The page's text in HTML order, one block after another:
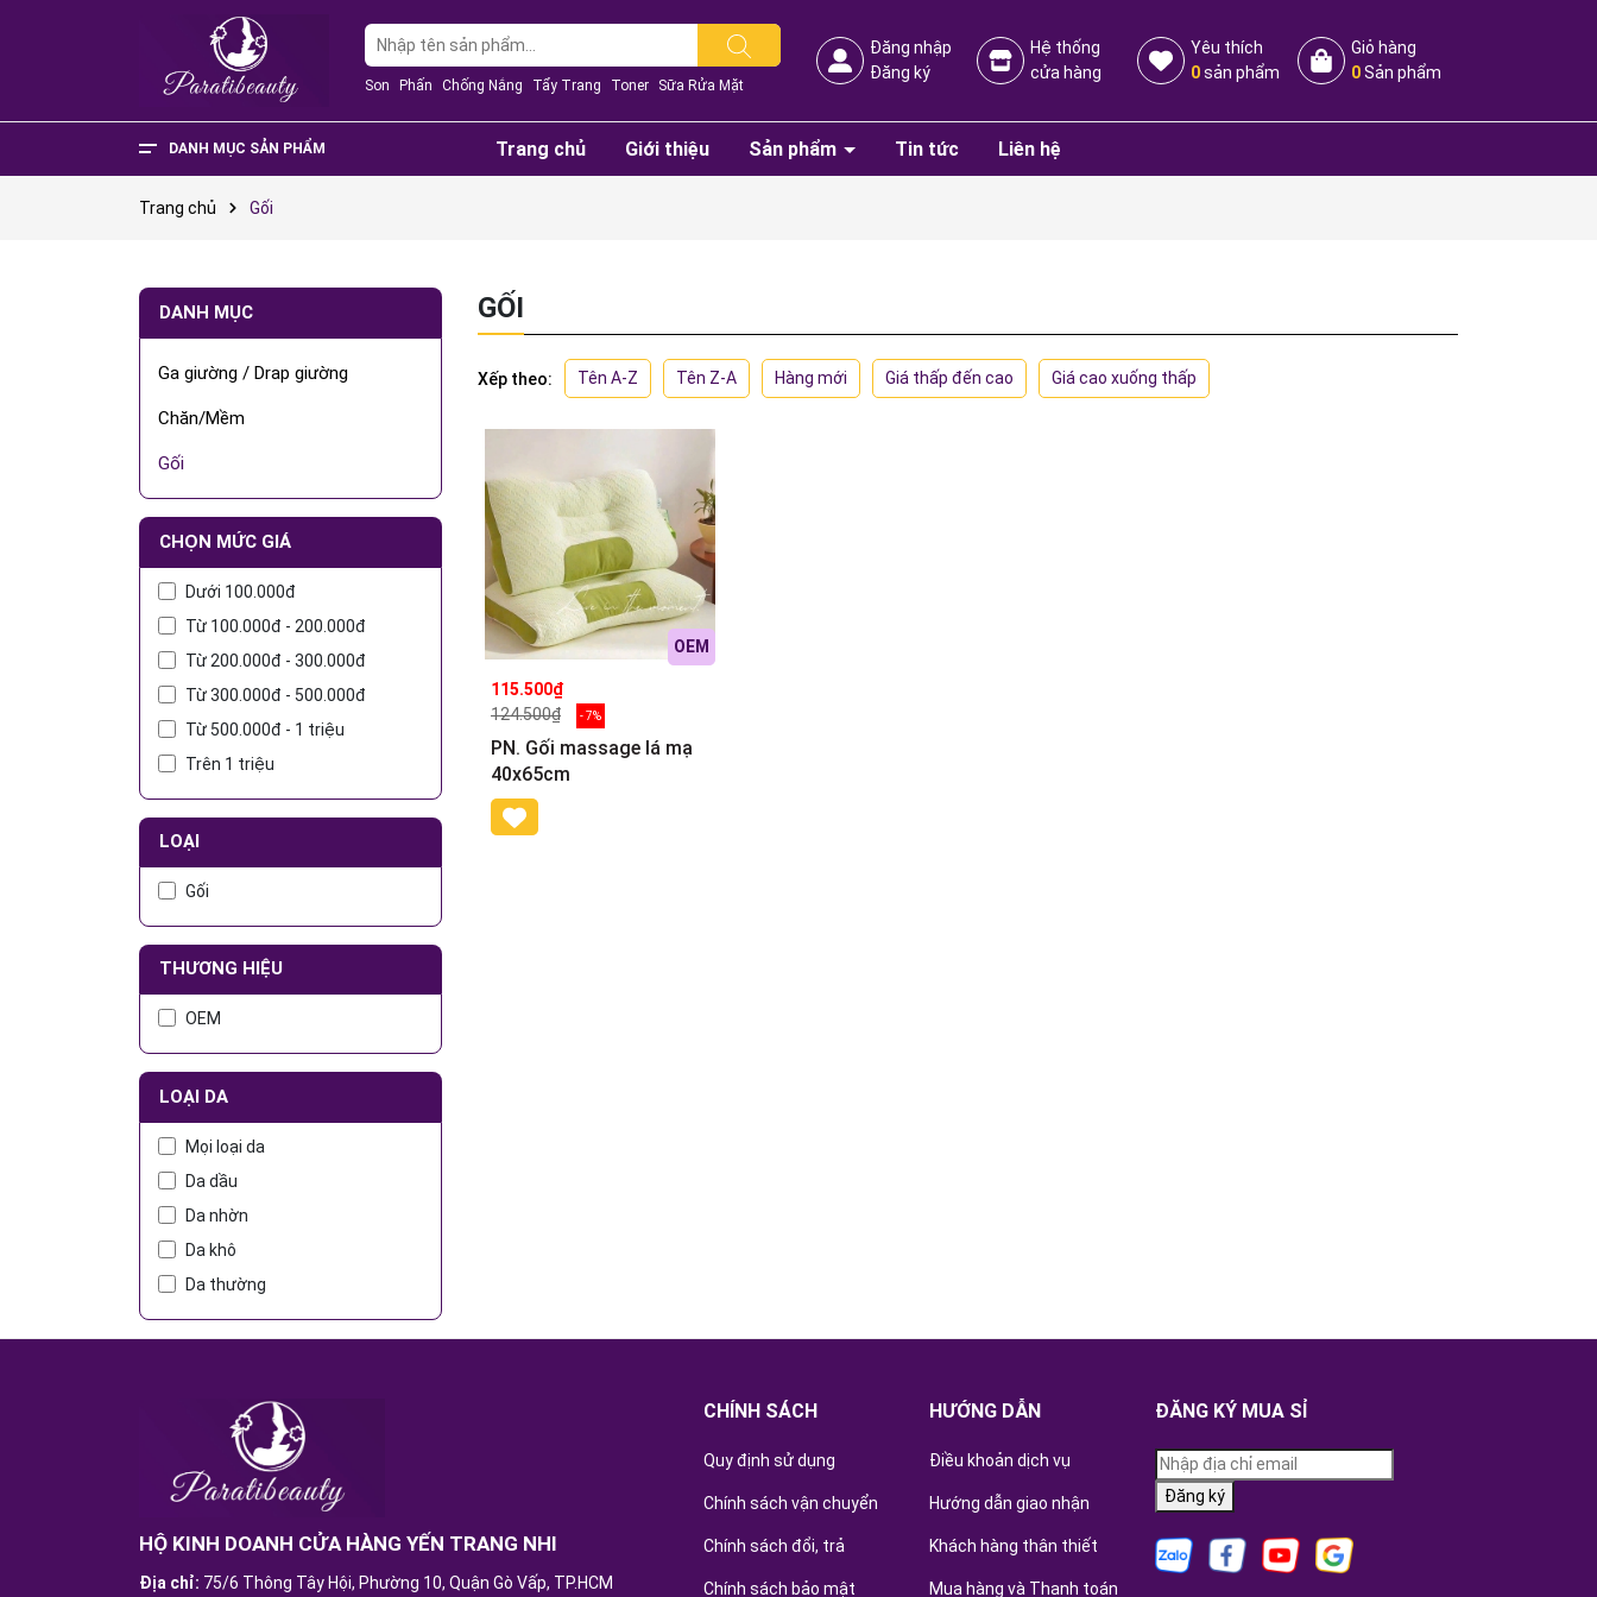
Son Phấn Chống Nắng Tẩy Trang Toner Sữa Rửa Mặt
Đăng nhập
Đăng ký
Hệ thống
cửa hàng
Yêu thích
0sản phẩm
Giỏ hàng
0Sản phẩm
DANH MỤC SẢN PHẨM Trang chủ Giới thiệu Sản phẩm Tin tức Liên hệ
Trang chủ Gối
DANH MỤC
Ga giường / Drap giường
Chăn/Mềm
Gối
CHỌN MỨC GIÁ
Dưới 100.000đ
Từ 100.000đ - 200.000đ
Từ 200.000đ - 300.000đ
Từ 300.000đ - 500.000đ
Từ 500.000đ - 1 triệu
Trên 1 triệu
LOẠI
Gối
THƯƠNG HIỆU
OEM
LOẠI DA
Mọi loại da
Da dầu
Da nhờn
Da khô
Da thường
GỐI
Xếp theo: Tên A-Z Tên Z-A Hàng mới Giá thấp đến cao Giá cao xuống thấp
OEM
115.500₫
124.500₫
- 7%
PN. Gối massage lá mạ
40x65cm
HỘ KINH DOANH CỬA HÀNG YẾN TRANG NHI
Địa chỉ: 75/6 Thông Tây Hội, Phường 10, Quận Gò Vấp, TP.HCM
CHÍNH SÁCH
Quy định sử dụng
Chính sách vận chuyển
Chính sách đổi, trả
Chính sách bảo mật
HƯỚNG DẪN
Điều khoản dịch vụ
Hướng dẫn giao nhận
Khách hàng thân thiết
Mua hàng và Thanh toán
ĐĂNG KÝ MUA SỈ
Đăng ký